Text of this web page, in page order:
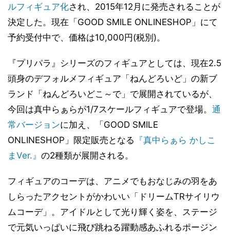
ルフィギュア化され、2015年12月に発売されることが
決定した。現在「GOOD SMILE ONLINESHOP」にて
予約受付中で、価格は10,000円(税別)。
『プリパラ』シリーズのフィギュアとしては、現在2.5
頭身のデフォルメフィギュア「ねんどろいど」の新ブ
ランド「ねんどろいどこ～で」で展開されているが、
今回は真中らぁらが1/7スケールフィギュアで登場。 通
常バージョンに加え、「GOOD SMILE
ONLINESHOP」限定販売となる 『真中らぁら かしこ
まVer.』 の2種類が展開される。
フィギュアのコーデは、アニメでもおなじみの羽をあ
しらったアクセントがかわいい「ドリームTRサイリウ
ムコーデ」。アイドルとして光り輝く姿を、ステージ
で元気いっぱいに飛び跳ねる躍動感あふれるポージン